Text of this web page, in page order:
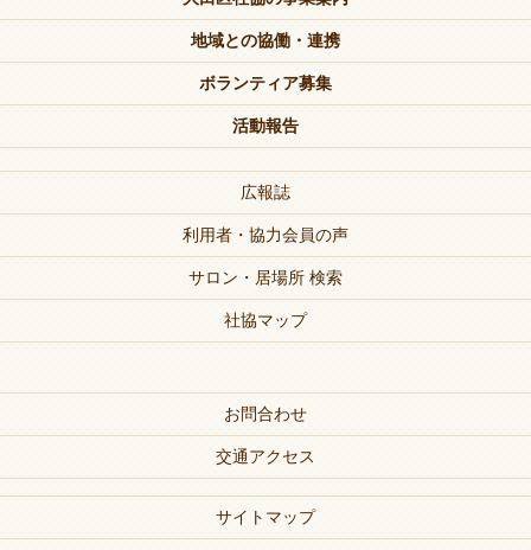
地域との協働・連携
ボランティア募集
活動報告
広報誌
利用者・協力会員の声
サロン・居場所 検索
社協マップ
お問合わせ
交通アクセス
サイトマップ